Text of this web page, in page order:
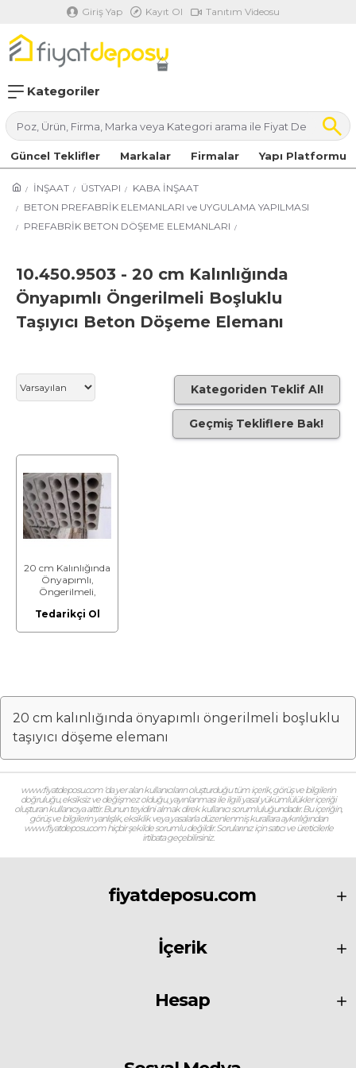
Giriş Yap Kayıt Ol Tanıtım Videosu
Kategoriler
Güncel Teklifler Markalar Firmalar Yapı Platformu
İNŞAAT ÜSTYAPI
KABA İNŞAAT
BETON PREFABRİK ELEMANLARI ve UYGULAMA YAPILMASI
PREFABRİK BETON DÖŞEME ELEMANLARI
10.450.9503 - 20 cm Kalınlığında
Önyapımlı Öngerilmeli Boşluklu
Taşıyıcı Beton Döşeme Elemanı
Kategoriden Teklif Al!
Geçmiş Tekliflere Bak!
20 cm Kalınlığında
Önyapımlı,
Öngerilmeli,
Taşıyıcı Döşeme
Tedarikçi Ol
20 cm kalınlığında önyapımlı öngerilmeli boşluklu
taşıyıcı döşeme elemanı
www.fiyatdeposu.com ‘da yer alan kullanıcıların oluşturduğu tüm içerik, görüş ve bilgilerin
doğruluğu, eksiksiz ve değişmez olduğu, yayınlanması ile ilgili yasal yükümlülükler içeriği
oluşturan kullanıcıya aittir. Bunun teyidini almak direk kullanıcı sorumluluğundadır. Bu içeriğin,
görüş ve bilgilerin yanlışlık, eksiklik veya yasalarla düzenlenmiş kurallara aykırılığından
www.fiyatdeposu.com hiçbir şekilde sorumlu değildir. Sorularınız için satıcı ve üreticilerle
irtibata geçebilirsiniz.
fiyatdeposu.com
İçerik
Hesap